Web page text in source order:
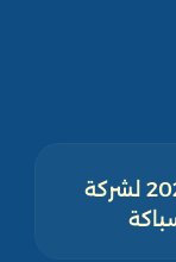
جميع الحقوق محفوظة © 2026 لشركة